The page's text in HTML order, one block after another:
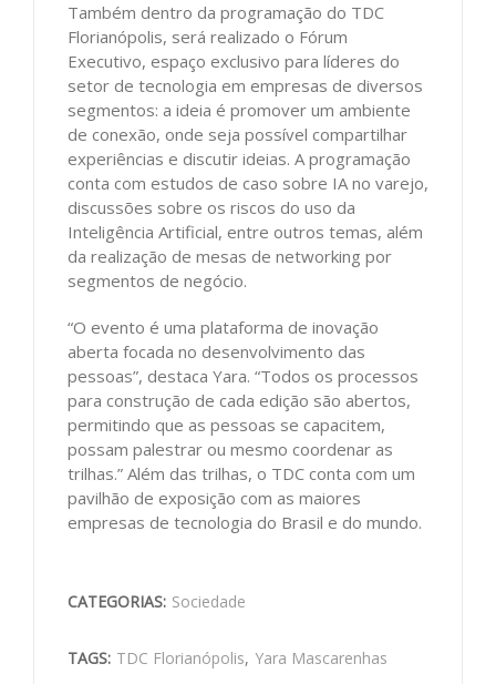
Também dentro da programação do TDC
Florianópolis, será realizado o Fórum
Executivo, espaço exclusivo para líderes do
setor de tecnologia em empresas de diversos
segmentos: a ideia é promover um ambiente
de conexão, onde seja possível compartilhar
experiências e discutir ideias. A programação
conta com estudos de caso sobre IA no varejo,
discussões sobre os riscos do uso da
Inteligência Artificial, entre outros temas, além
da realização de mesas de networking por
segmentos de negócio.
“O evento é uma plataforma de inovação
aberta focada no desenvolvimento das
pessoas”, destaca Yara. “Todos os processos
para construção de cada edição são abertos,
permitindo que as pessoas se capacitem,
possam palestrar ou mesmo coordenar as
trilhas.” Além das trilhas, o TDC conta com um
pavilhão de exposição com as maiores
empresas de tecnologia do Brasil e do mundo.
CATEGORIAS: Sociedade
TAGS: TDC Florianópolis, Yara Mascarenhas